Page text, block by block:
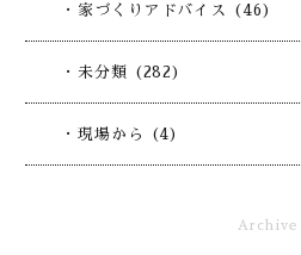
・家づくりアドバイス (46)
・未分類 (282)
・現場から (4)
Archive